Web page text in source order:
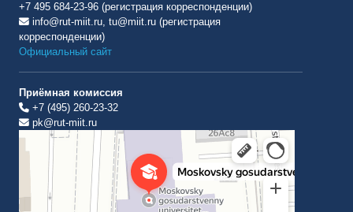
+7 495 684-23-96 (регистрация корреспонденции)
info@rut-miit.ru, tu@miit.ru (регистрация
корреспонденции)
Официальный сайт
Приёмная комиссия
+7 (495) 260-23-32
pk@rut-miit.ru
Институт международных транспортных коммуникаций Рут
ВУЗ в Москве